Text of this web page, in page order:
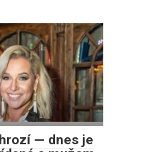
— dnes je